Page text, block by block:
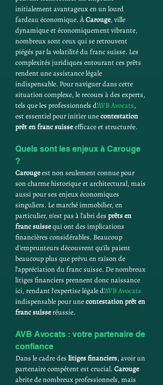
initialement avantageux en un lourd
fardeau économique. À Carouge, ville
dynamique et économiquement vibrante,
nombreux sont ceux qui se retrouvent
piégés par la volatilité du franc suisse. Les
complexités juridiques entourant ces prêts
rendent une assistance légale
indispensable. Pour naviguer dans cette
situation complexe, le recours à des experts,
tels que les professionnels d'AVB Avocats,
est essentiel pour initier une contestation
prêt en franc suisse efficace et structurée.
Quels sont les enjeux à Carouge
?
Carouge est non seulement connue pour
son charme historique et architectural, mais
aussi pour ses enjeux économiques
singuliers. Le marché immobilier, en
particulier, n'est pas à l'abri des prêts en
franc suisse qui ont des implications
financières considérables. Beaucoup
d'emprunteurs découvrent qu'ils paient
beaucoup plus que prévu en raison de
l'appréciation du franc suisse. De nombreux
litiges financiers prennent donc naissance
ici, rendant l'expertise légale d'AVB Avocats
indispensable pour une contestation prêt en
franc suisse réussie.
AVB Avocats : votre partenaire de
confiance
Dans le cadre des litiges financiers, avoir un
partenaire compétent est crucial. Carouge
abrite de nombreux professionnels, mais